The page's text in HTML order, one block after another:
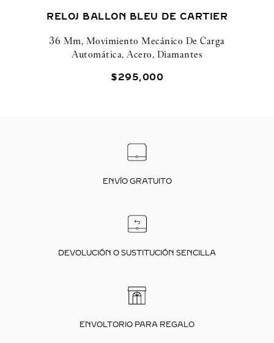
RELOJ BALLON BLEU DE CARTIER
36 Mm, Movimiento Mecánico De Carga
Automática, Acero, Diamantes
$295,000
ENVÍO GRATUITO
DEVOLUCIÓN O SUSTITUCIÓN SENCILLA
ENVOLTORIO PARA REGALO